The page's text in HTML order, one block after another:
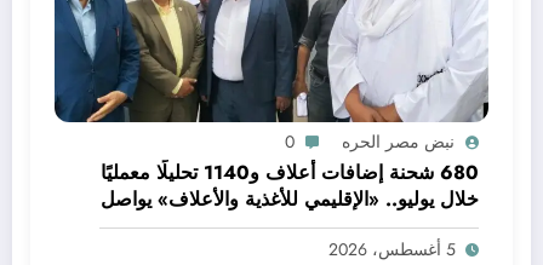
نبض مصر الحره 0
680 شحنة إضافات أعلاف و1140 تحليلًا معمليًا
خلال يوليو.. «الإقليمي للأغذية والأعلاف» يواصل
دعم جودة الإنتاج وسلامة الغذاء
5 أغسطس، 2026